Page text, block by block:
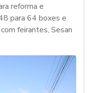
reforma e
para 64 boxes e
feirantes, Sesan